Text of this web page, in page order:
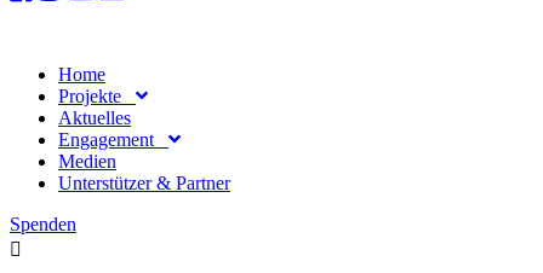
Home
Projekte
Aktuelles
Engagement
Medien
Unterstützer & Partner
Spenden
